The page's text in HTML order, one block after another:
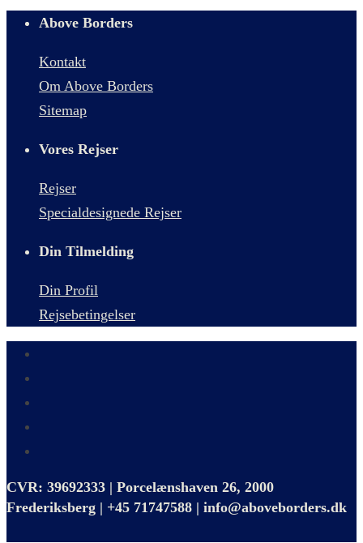
Above Borders
Kontakt
Om Above Borders
Sitemap
Vores Rejser
Rejser
Specialdesignede Rejser
Din Tilmelding
Din Profil
Rejsebetingelser
CVR: 39692333 | Porcelænshaven 26, 2000
Frederiksberg | +45 71747588 | info@aboveborders.dk